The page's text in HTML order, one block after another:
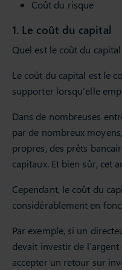
Coût du risque
1. Le coût du capital
Quel est le coût du capital
Le coût du capital est le
supporter lorsqu’elle
Dans de nombreuses
par de nombreux
propres, des prêts
capitaux. Et bien sûr, cet
Cependant, le coût du
considérablement en
Par exemple, si un
devait investir de
accepter un retour sur